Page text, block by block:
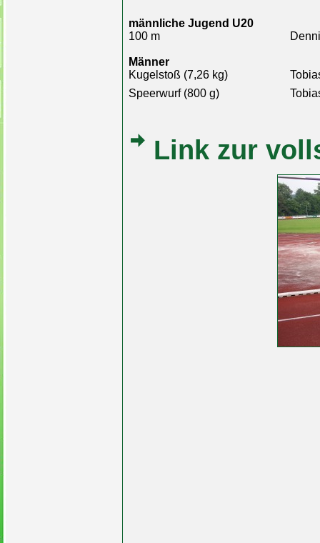
männliche Jugend U20
100 m
Männer
Kugelstoß (7,26 kg)
Speerwurf (800 g)
Link zur